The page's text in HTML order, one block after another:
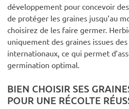
développement pour concevoir
de protéger les graines jusqu’au
choisirez de les faire germer.
uniquement des graines issues
internationaux, ce qui permet
germination optimal.
BIEN CHOISIR SES
POUR UNE RÉCOLTE